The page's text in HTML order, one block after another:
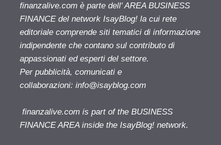
finanzalive.com è parte dell' AREA BUSINESS
FINANCE del network IsayBlog! la cui rete
editoriale comprende siti tematici di informazione
indipendente che contano sul contributo di
appassionati ed esperti del settore.
Per pubblicità, comunicati e
collaborazioni: info@isayblog.com
finanzalive.com is part of the BUSINESS
FINANCE AREA inside the IsayBlog! network.